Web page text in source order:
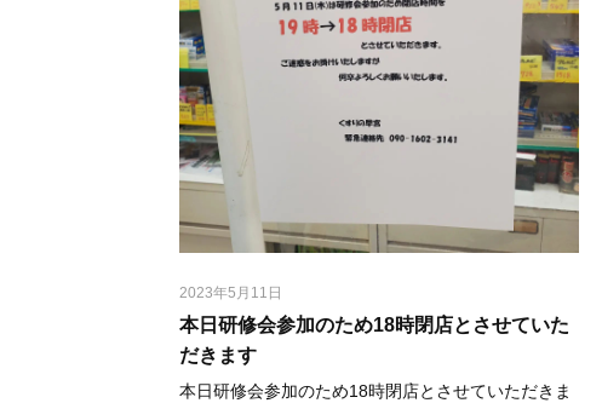
2023年5月11日
本日研修会参加のため18時閉店とさせていた
だきます
本日研修会参加のため18時閉店とさせていただきま